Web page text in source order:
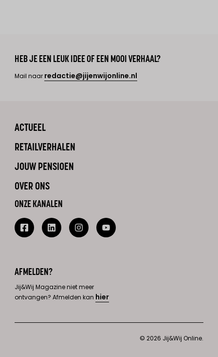
HEB JE EEN LEUK IDEE OF EEN MOOI VERHAAL?
Mail naar redactie@jijenwijonline.nl
ACTUEEL
RETAILVERHALEN
JOUW PENSIOEN
OVER ONS
ONZE KANALEN
AFMELDEN?
Jij&Wij Magazine niet meer
ontvangen? Afmelden kan hier
© 2026 Jij&Wij Online.